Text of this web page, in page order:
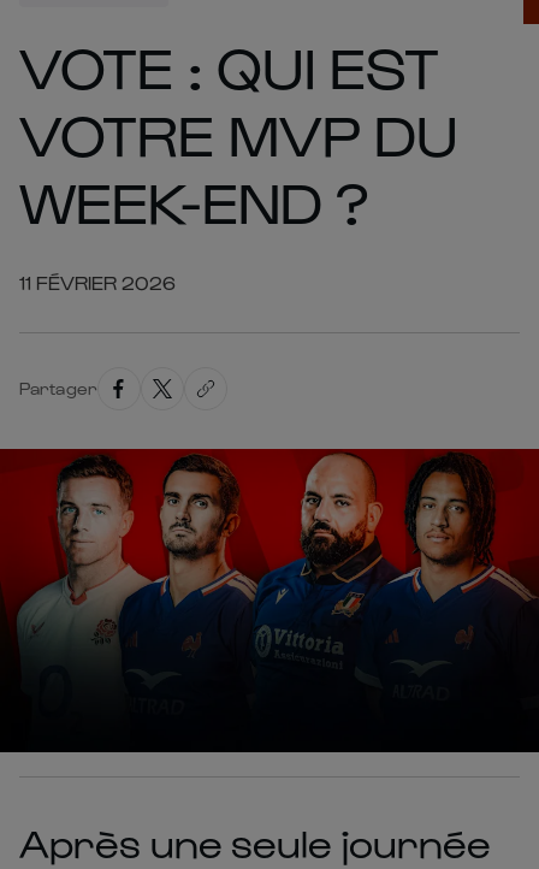
VOTE : QUI EST
VOTRE MVP DU
WEEK-END ?
11 FÉVRIER 2026
Partager
Après une seule journée